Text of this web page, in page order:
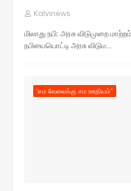
Kalvinews
மிலாது நபி: அரசு விடுமுறை
நபியையொட்டி அரசு விடும…
‘சம வேலைக்கு சம ஊதியம்”